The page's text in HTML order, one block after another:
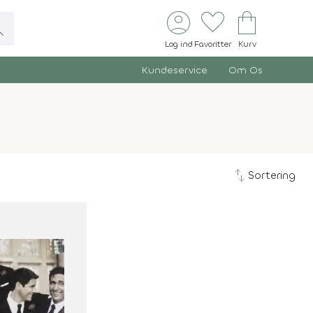
account_circle
Log ind
favorite
Favoritter
shopping_bag
Kurv
Kundeservice Om Os
swap_vert Sortering